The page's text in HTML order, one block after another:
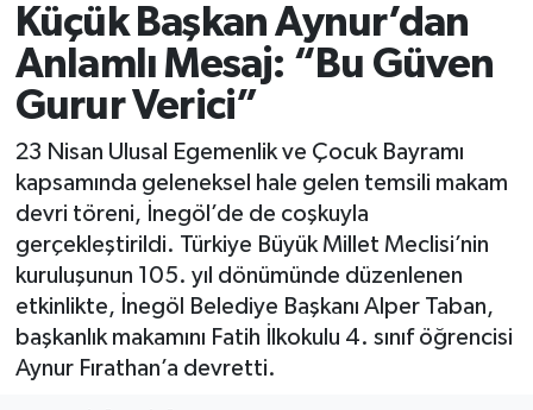
Küçük Başkan Aynur’dan
Anlamlı Mesaj: “Bu Güven
Gurur Verici”
23 Nisan Ulusal Egemenlik ve Çocuk Bayramı
kapsamında geleneksel hale gelen temsili makam
devri töreni, İnegöl’de de coşkuyla
gerçekleştirildi. Türkiye Büyük Millet Meclisi’nin
kuruluşunun 105. yıl dönümünde düzenlenen
etkinlikte, İnegöl Belediye Başkanı Alper Taban,
başkanlık makamını Fatih İlkokulu 4. sınıf öğrencisi
Aynur Fırathan’a devretti.
Eğitim
Ekonomi
Genel
Gündem
Magazin
Sağlık
Tüm Manşetler
Son Dakika Haberleri
Haber Arşivi